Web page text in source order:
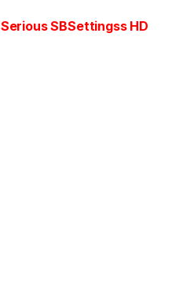
Serious SBSettingss HD